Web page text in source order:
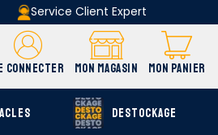
Service Client Expert
CONNECTER MON MAGASIN MON PANIER
DESTOCKAGE